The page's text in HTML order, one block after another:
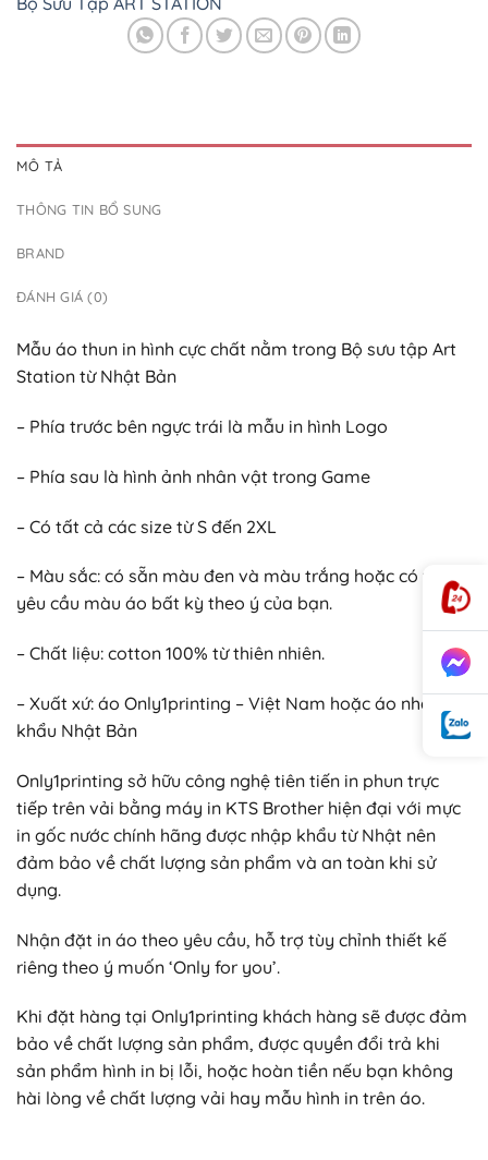
MÔ TẢ
THÔNG TIN BỔ SUNG
BRAND
ĐÁNH GIÁ (0)
Mẫu áo thun in hình cực chất nằm trong Bộ sưu tập Art
Station từ Nhật Bản
– Phía trước bên ngực trái là mẫu in hình Logo
– Phía sau là hình ảnh nhân vật trong Game
– Có tất cả các size từ S đến 2XL
– Màu sắc: có sẵn màu đen và màu trắng hoặc có thể
yêu cầu màu áo bất kỳ theo ý của bạn.
– Chất liệu: cotton 100% từ thiên nhiên.
– Xuất xứ: áo Only1printing – Việt Nam hoặc áo nhập
khẩu Nhật Bản
Only1printing sở hữu công nghệ tiên tiến in phun trực
tiếp trên vải bằng máy in KTS Brother hiện đại với mực
in gốc nước chính hãng được nhập khẩu từ Nhật nên
đảm bảo về chất lượng sản phẩm và an toàn khi sử
dụng.
Nhận đặt in áo theo yêu cầu, hỗ trợ tùy chỉnh thiết kế
riêng theo ý muốn ‘Only for you’.
Khi đặt hàng tại Only1printing khách hàng sẽ được đảm
bảo về chất lượng sản phẩm, được quyền đổi trả khi
sản phẩm hình in bị lỗi, hoặc hoàn tiền nếu bạn không
hài lòng về chất lượng vải hay mẫu hình in trên áo.